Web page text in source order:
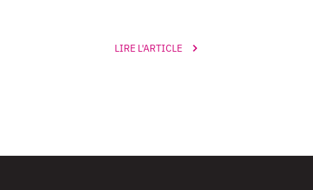
LIRE L'ARTICLE